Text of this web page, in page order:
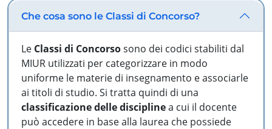
Che cosa sono le Classi di Concorso?
Le Classi di Concorsosono dei codici stabiliti dal
MIUR utilizzati per categorizzare in modo
uniforme le materie di insegnamento e associarle
ai titoli di studio. Si tratta quindi di una
classificazione delle disciplinea cui il docente
può accedere in base alla laurea che possiede